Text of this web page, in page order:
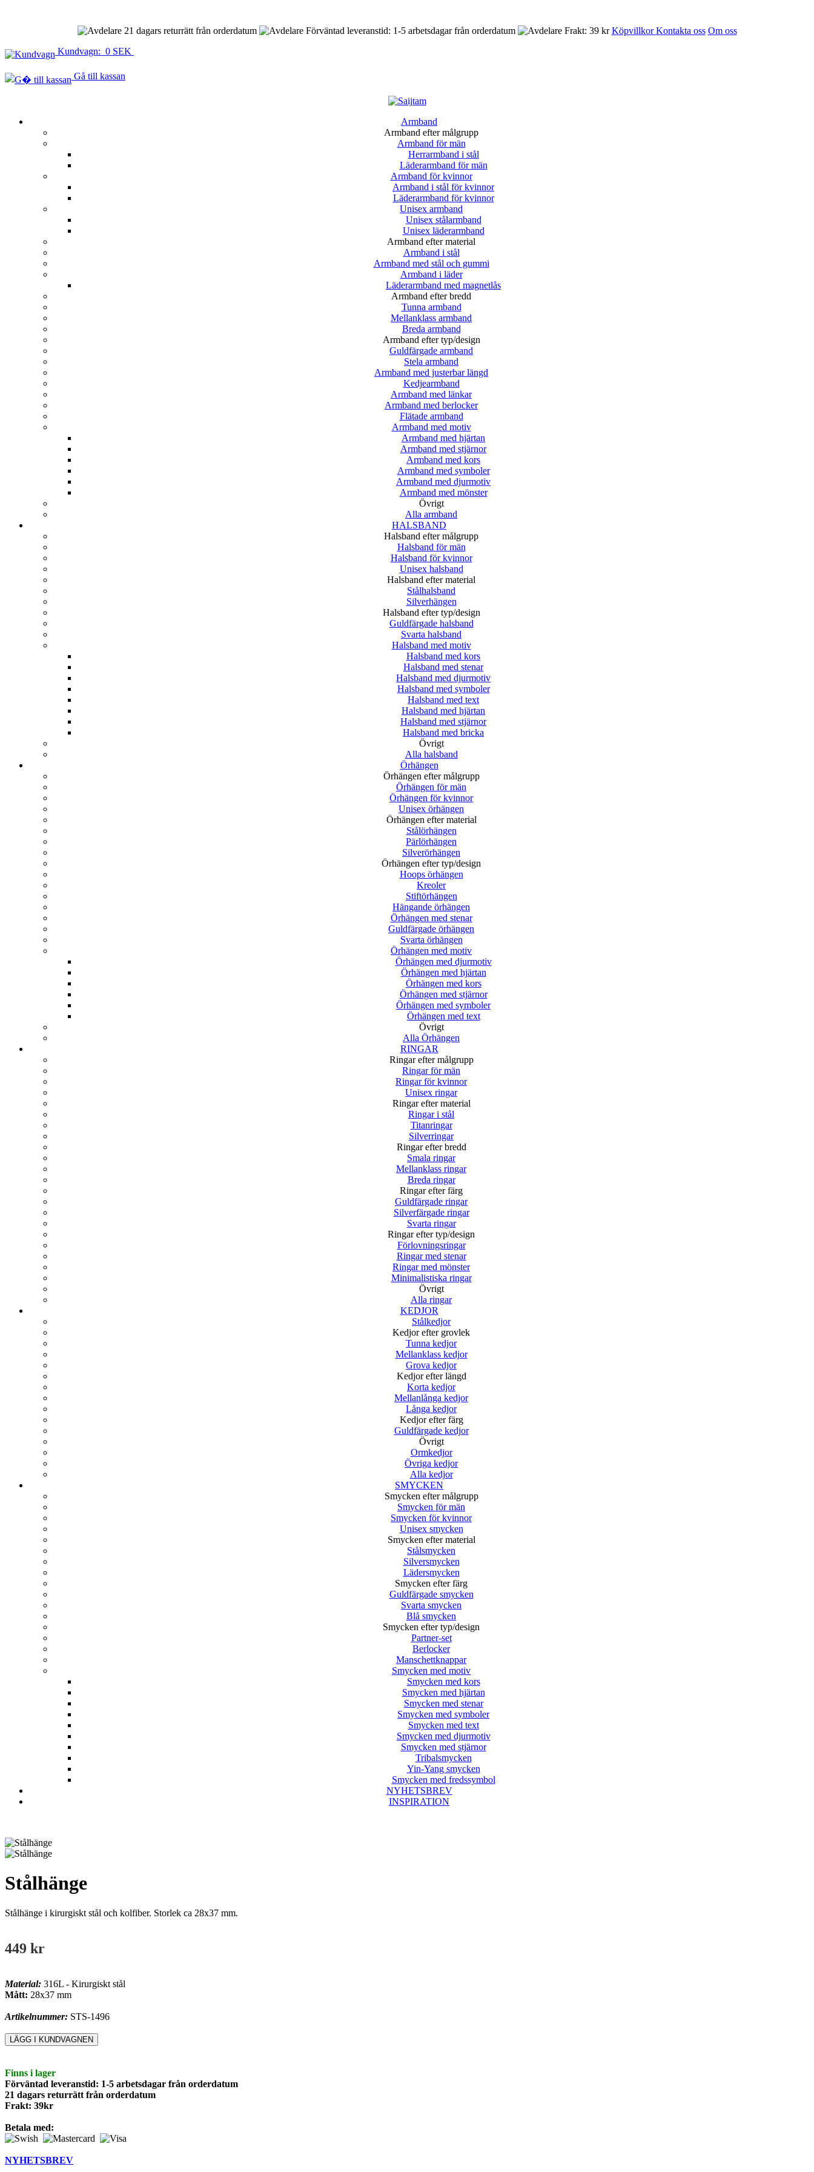
21 dagars returrätt från orderdatum Förväntad leveranstid: 1-5 arbetsdagar från orderdatum Frakt: 39 krKöpvillkorKontakta oss Om oss
Kundvagn: 0 SEK
Gå till kassan
Armband
Armband efter målgrupp
Armband för män
Herrarmband i stål
Läderarmband för män
Armband för kvinnor
Armband i stål för kvinnor
Läderarmband för kvinnor
Unisex armband
Unisex stålarmband
Unisex läderarmband
Armband efter material
Armband i stål
Armband med stål och gummi
Armband i läder
Läderarmband med magnetlås
Armband efter bredd
Tunna armband
Mellanklass armband
Breda armband
Armband efter typ/design
Guldfärgade armband
Stela armband
Armband med justerbar längd
Kedjearmband
Armband med länkar
Armband med berlocker
Flätade armband
Armband med motiv
Armband med hjärtan
Armband med stjärnor
Armband med kors
Armband med symboler
Armband med djurmotiv
Armband med mönster
Övrigt
Alla armband
HALSBAND
Halsband efter målgrupp
Halsband för män
Halsband för kvinnor
Unisex halsband
Halsband efter material
Stålhalsband
Silverhängen
Halsband efter typ/design
Guldfärgade halsband
Svarta halsband
Halsband med motiv
Halsband med kors
Halsband med stenar
Halsband med djurmotiv
Halsband med symboler
Halsband med text
Halsband med hjärtan
Halsband med stjärnor
Halsband med bricka
Övrigt
Alla halsband
Örhängen
Örhängen efter målgrupp
Örhängen för män
Örhängen för kvinnor
Unisex örhängen
Örhängen efter material
Stålörhängen
Pärlörhängen
Silverörhängen
Örhängen efter typ/design
Hoops örhängen
Kreoler
Stiftörhängen
Hängande örhängen
Örhängen med stenar
Guldfärgade örhängen
Svarta örhängen
Örhängen med motiv
Örhängen med djurmotiv
Örhängen med hjärtan
Örhängen med kors
Örhängen med stjärnor
Örhängen med symboler
Örhängen med text
Övrigt
Alla Örhängen
RINGAR
Ringar efter målgrupp
Ringar för män
Ringar för kvinnor
Unisex ringar
Ringar efter material
Ringar i stål
Titanringar
Silverringar
Ringar efter bredd
Smala ringar
Mellanklass ringar
Breda ringar
Ringar efter färg
Guldfärgade ringar
Silverfärgade ringar
Svarta ringar
Ringar efter typ/design
Förlovningsringar
Ringar med stenar
Ringar med mönster
Minimalistiska ringar
Övrigt
Alla ringar
KEDJOR
Stålkedjor
Kedjor efter grovlek
Tunna kedjor
Mellanklass kedjor
Grova kedjor
Kedjor efter längd
Korta kedjor
Mellanlånga kedjor
Långa kedjor
Kedjor efter färg
Guldfärgade kedjor
Övrigt
Ormkedjor
Övriga kedjor
Alla kedjor
SMYCKEN
Smycken efter målgrupp
Smycken för män
Smycken för kvinnor
Unisex smycken
Smycken efter material
Stålsmycken
Silversmycken
Lädersmycken
Smycken efter färg
Guldfärgade smycken
Svarta smycken
Blå smycken
Smycken efter typ/design
Partner-set
Berlocker
Manschettknappar
Smycken med motiv
Smycken med kors
Smycken med hjärtan
Smycken med stenar
Smycken med symboler
Smycken med text
Smycken med djurmotiv
Smycken med stjärnor
Tribalsmycken
Yin-Yang smycken
Smycken med fredssymbol
NYHETSBREV
INSPIRATION
Stålhänge
Stålhänge i kirurgiskt stål och kolfiber. Storlek ca 28x37 mm.
449 kr
Material: 316L - Kirurgiskt stål
Mått: 28x37 mm
Artikelnummer: STS-1496
Finns i lager
Förväntad leveranstid: 1-5 arbetsdagar från orderdatum
21 dagars returrätt från orderdatum
Frakt: 39kr
Betala med:
NYHETSBREV